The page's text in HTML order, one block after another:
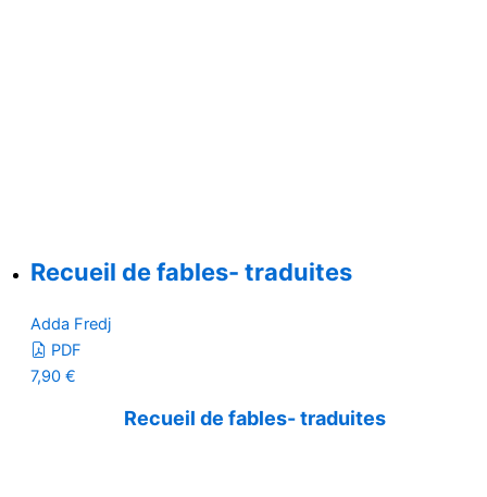
Recueil de fables- traduites
Adda Fredj
PDF
7,90 €
Recueil de fables- traduites